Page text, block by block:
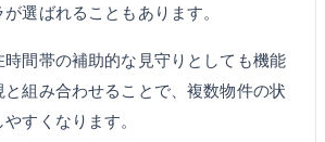
選ばれることもあります。
間帯の補助的な見守りとしても機能
と組み合わせることで、複数物件の状
すくなります。